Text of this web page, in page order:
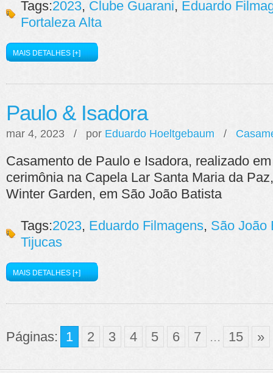
Tags:2023, Clube Guarani, Eduardo
Fortaleza Alta
MAIS DETALHES [+]
Paulo & Isadora
mar 4, 2023 / por Eduardo Hoeltgebaum /
Casamento de Paulo e Isadora, realizado
cerimônia na Capela Lar Santa Maria da
Winter Garden, em São João Batista
Tags:2023, Eduardo Filmagens, São João
Tijucas
MAIS DETALHES [+]
Páginas: 1 2 3 4 5 6 7 ... 15 »